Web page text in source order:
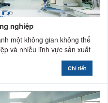
nghiệp
một không gian không thể
và nhiều lĩnh vực sản xuất
Chi tiết